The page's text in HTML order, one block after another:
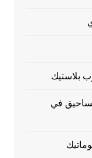
بلاستيك
في